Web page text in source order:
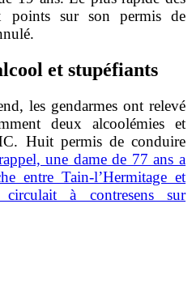
points sur son permis de
et stupéfiants
les gendarmes ont relevé
deux alcoolémies et
Huit permis de conduire
une dame de 77 ans a
entre Tain-l’Hermitage et
circulait à contresens sur